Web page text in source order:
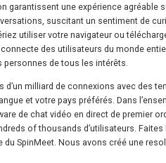
garantissent une expérience agréable
suscitant un sentiment de
utiliser votre navigateur ou
des utilisateurs du monde
de tous les intérêts.
milliard de connexions avec des
et votre pays préférés. Dans
de chat vidéo en direct de premier
of thousands d’utilisateurs. Faites
du SpinMeet. Nous avons créé une